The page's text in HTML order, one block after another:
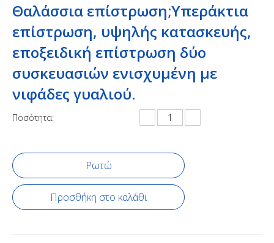
Θαλάσσια επίστρωση;Υπεράκτια
επίστρωση, υψηλής κατασκευής,
εποξειδική επίστρωση δύο
συσκευασιών ενισχυμένη με
νιφάδες γυαλιού.
Ποσότητα:
Ρωτώ
Προσθήκη στο καλάθι